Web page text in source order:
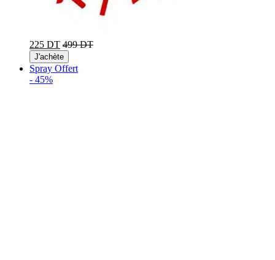
225 DT 499 DT
J'achète
Spray Offert
- 45%